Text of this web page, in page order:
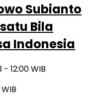
Subianto
Bila
Indonesia
12:00 WIB